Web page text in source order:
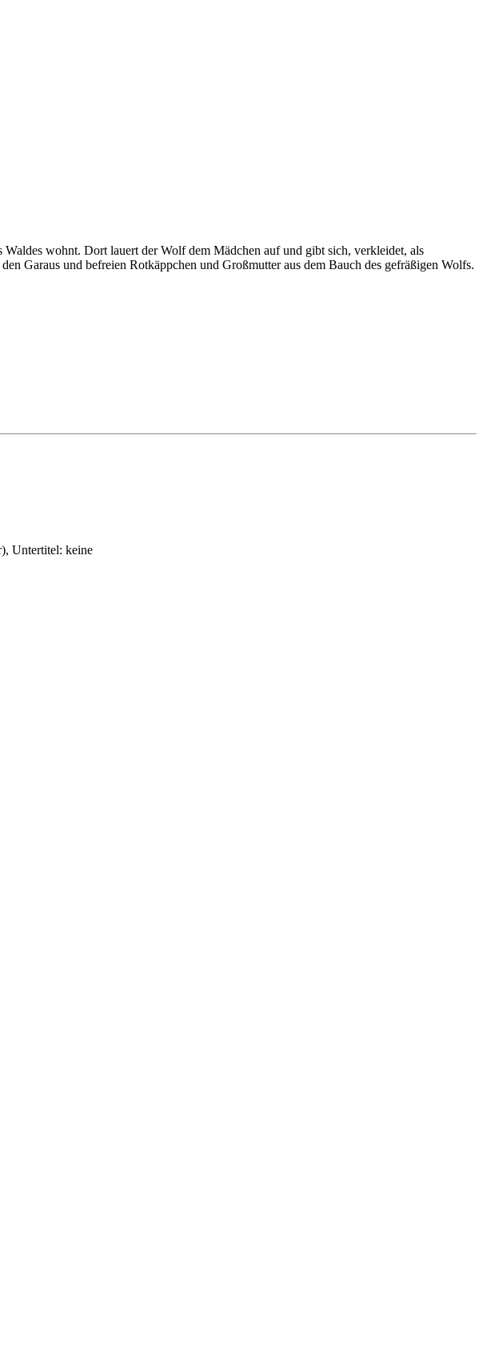
wohnt. Dort lauert der Wolf dem Mädchen auf und gibt sich, verkleidet, als
Garaus und befreien Rotkäppchen und Großmutter aus dem Bauch des gefräßigen Wolfs.
Untertitel: keine